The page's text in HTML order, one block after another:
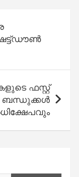
ഷട്ട്ഡൗണ്‍
ഫസ്റ്റ്
ബന്ധുക്കൾ